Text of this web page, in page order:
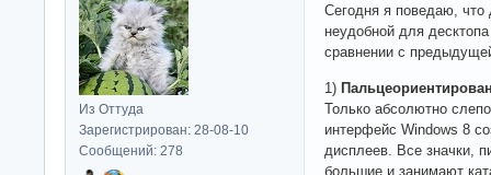
Из Оттуда
Зарегистрирован: 28-08-10
Сообщений: 278
Сегодня я поведаю, что
неудобной для
сравнении с
1)
Только абсолютно
интерфейс Windows 8
дисплеев. Все значки,
большие и занимают